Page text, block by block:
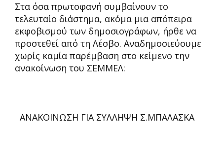
Στα όσα πρωτοφανή συμβαίνουν το
τελευταίο διάστημα, ακόμα μια απόπειρα
εκφοβισμού των δημοσιογράφων, ήρθε να
προστεθεί από τη Λέσβο. Αναδημοσιεύουμε
χωρίς καμία παρέμβαση στο κείμενο την
ανακοίνωση του ΣΕΜΜΕΛ:
ΑΝΑΚΟΙΝΩΣΗ ΓΙΑ ΣΥΛΛΗΨΗ Σ.ΜΠΑΛΑΣΚΑ